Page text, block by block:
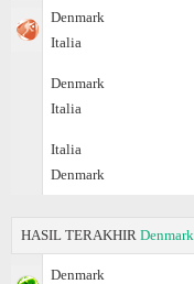
Denmark
Italia
Denmark
Italia
Italia
Denmark
HASIL TERAKHIR Denmark
Denmark